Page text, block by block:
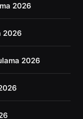
2026
2026
2026